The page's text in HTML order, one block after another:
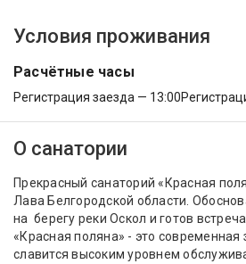
Условия проживания
Расчётные часы
Регистрация заезда — 13:00
О санатории
Прекрасный санаторий «Красная
Лава Белгородской области.
на берегу реки Оскол и готов
«Красная поляна» - это современная
славится высоким уровнем